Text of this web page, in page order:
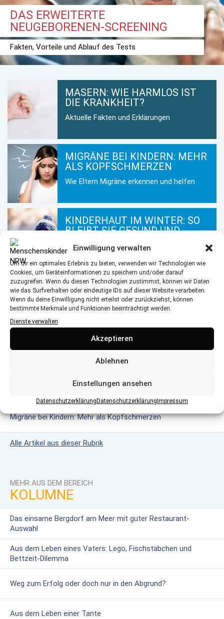
Einwilligung verwalten
Um dir ein optimales Erlebnis zu bieten, verwenden wir Technologien wie
Cookies, um Geräteinformationen zu speichern und/oder darauf
zuzugreifen. Wenn du diesen Technologien zustimmst, können wir Daten
wie das Surfverhalten oder eindeutige IDs auf dieser Website verarbeiten.
Wenn du deine Einwilligung nicht erteilst oder zurückziehst, können
bestimmte Merkmale und Funktionen beeinträchtigt werden.
Dienste verwalten
Akzeptieren
Ablehnen
Einstellungen ansehen
DatenschutzerklärungDatenschutzerklärungImpressum
DAS ERWEITERTE
NEUGEBORENEN-SCREENING
Fakten, Vorteile und Ablauf des Tests
MASERN: WIE HARMLOS IST
DIE KRANKHEIT?
Aktuelle Fakten und Erklärungen
MIGRÄNE BEI KINDERN: MEHR
ALS KOPFSCHMERZEN
Wie Eltern Migräne erkennen und helfen
KINDERHAUT IM WINTER: SO
BLEIBT SIE GESUND UND
Hautpflege für Kinder in der kalten
Jahreszeit
MEHR AUS DEM BEREICH
Glutenintoleranz & Zöliakie: Wenn Gluten gefährlich wird
Das erweiterte Neugeborenen-Screening
Masern: Wie harmlos ist die Krankheit?
Migräne bei Kindern: Mehr als Kopfschmerzen
Alle Artikel aus dieser Rubrik
MEHR AUS DEM BEREICH
KOLUMNE
Das einsame Bergdorf am Meer mit guter Restaurant-
Auswahl
Aus dem Leben eines Vaters: Lego, Fischstäbchen und
Bettzeit-Dilemma
Weg zum Erfolg oder doch nur in den Abgrund?
Aus dem Leben einer Tante